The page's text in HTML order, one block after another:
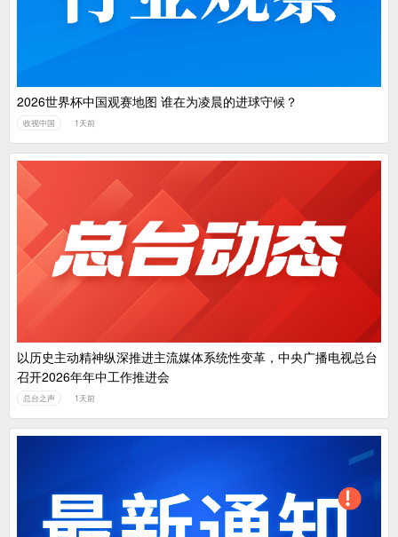
2026世界杯中国观赛地图 谁在为凌晨的进球守候？
收视中国 1天前
以历史主动精神纵深推进主流媒体系统性变革，中央广播电视总台
召开2026年年中工作推进会
总台之声 1天前